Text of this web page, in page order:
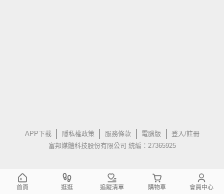
APP下載 隱私權政策 服務條款 電腦版
登入/註冊
富邦媒體科技股份有限公司 統編：27365925
首頁 逛逛 追蹤清單 購物車 會員中心